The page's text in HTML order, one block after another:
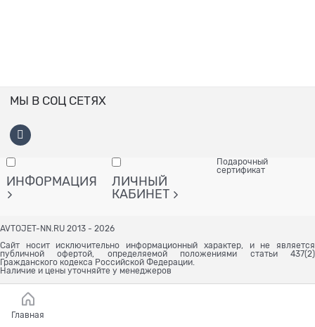
МЫ В СОЦ СЕТЯХ
ИНФОРМАЦИЯ
ЛИЧНЫЙ
КАБИНЕТ
Подарочный
сертификат
AVTOJET-NN.RU 2013 - 2026
Сайт носит исключительно информационный характер, и не является
публичной офертой, определяемой положениями статьи 437(2)
Гражданского кодекса Российской Федерации.
Наличие и цены уточняйте у менеджеров
Главная